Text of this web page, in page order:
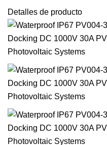
Detalles de producto